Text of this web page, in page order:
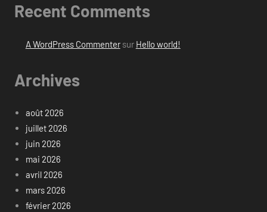
Recent Comments
A WordPress Commentersur Hello world!
Archives
août 2026
juillet 2026
juin 2026
mai 2026
avril 2026
mars 2026
février 2026